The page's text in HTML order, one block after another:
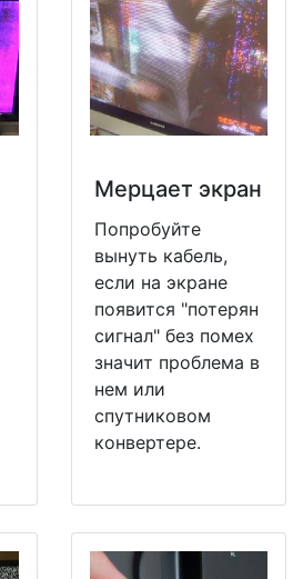
Мерцает экран
Попробуйте
вынуть кабель,
если на экране
появится "потерян
сигнал" без помех
значит проблема в
нем или
спутниковом
конвертере.